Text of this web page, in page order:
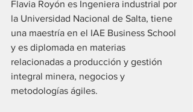
Flavia Royón es Ingeniera industrial por
la Universidad Nacional de Salta, tiene
una maestría en el IAE Business School
y es diplomada en materias
relacionadas a producción y gestión
integral minera, negocios y
metodologías ágiles.